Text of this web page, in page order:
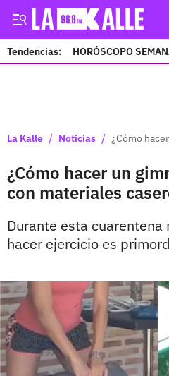
Tendencias: HORÓSCOPO
La Kalle / Noticias / ¿Cómo
¿Cómo hacer un
con materiales
Durante esta
hacer ejercicio es